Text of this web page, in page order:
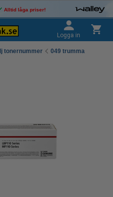
Alltid låga priser!
Logga in
tonernummer 049 trumma